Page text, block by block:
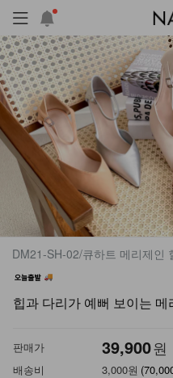
DM21-SH-02/큐하트 메리제인
힙과 다리가 예뻐 보이는 메
판매가 39,900원
배송비 3,000원